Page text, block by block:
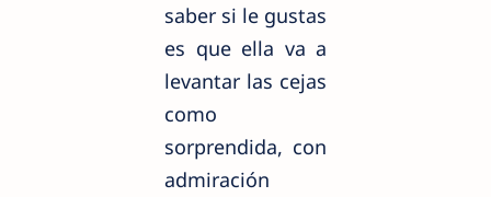
saber si le gustas
es que ella va a
levantar las cejas
como
sorprendida, con
admiración